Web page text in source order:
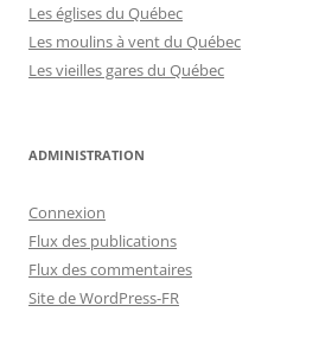
Les églises du Québec
Les moulins à vent du Québec
Les vieilles gares du Québec
ADMINISTRATION
Connexion
Flux des publications
Flux des commentaires
Site de WordPress-FR